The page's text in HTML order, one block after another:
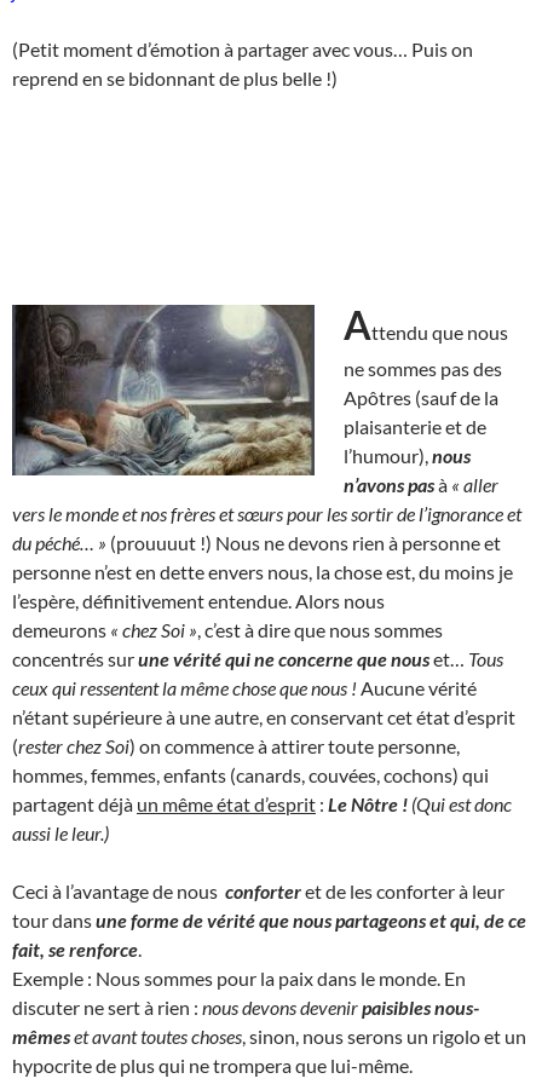
(Petit moment d’émotion à partager avec vous… Puis on
reprend en se bidonnant de plus belle !)
Attendu que nous
ne sommes pas des
Apôtres (sauf de la
plaisanterie et de
l’humour), nous
n’avons pasà « aller
vers le monde et nos frères et sœurs pour les sortir de l’ignorance et
du péché… » (prouuuut !) Nous ne devons rien à personne et
personne n’est en dette envers nous, la chose est, du moins je
l’espère, définitivement entendue. Alors nous
demeurons « chez Soi » , c’est à dire que nous sommes
concentrés surune vérité qui ne concerne que nouset… Tous
ceux qui ressentent la même chose que nous ! Aucune vérité
n’étant supérieure à une autre, en conservant cet état d’esprit
(rester chez Soi) on commence à attirer toute personne,
hommes, femmes, enfants (canards, couvées, cochons) qui
partagent déjà un même état d’esprit : Le Nôtre ! (Qui est donc
aussi le leur.)
Ceci à l’avantage de nous conforteret de les conforter à leur
tour dansune forme de vérité que nous partageons et qui, de ce
fait, se renforce
Exemple : Nous sommes pour la paix dans le monde. En
discuter ne sert à rien : nous devons devenirpaisibles nous-
mêmeset avant toutes choses , sinon, nous serons un rigolo et un
hypocrite de plus qui ne trompera que lui-même.